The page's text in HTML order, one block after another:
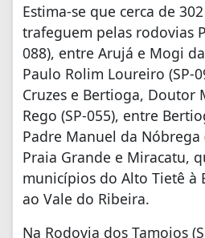
Estima-se que cerca de
trafeguem pelas rodovias
088), entre Arujá e Mogi
Paulo Rolim Loureiro (SP-
Cruzes e Bertioga, Doutor
Rego (SP-055), entre
Padre Manuel da Nóbrega
Praia Grande e Miracatu,
municípios do Alto Tietê à
ao Vale do Ribeira.
Na Rodovia dos Tamoios